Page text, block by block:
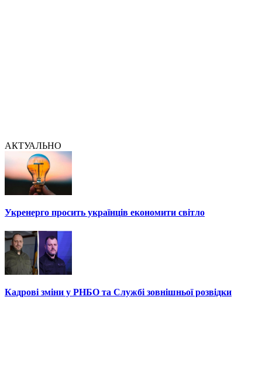
АКТУАЛЬНО
Укренерго просить українців економити світло
Кадрові зміни у РНБО та Службі зовнішньої розвідки